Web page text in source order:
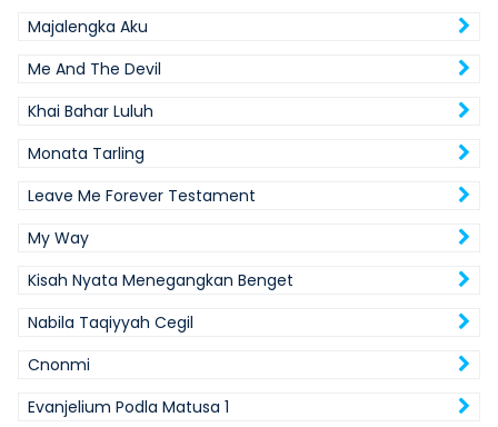
Majalengka Aku
Me And The Devil
Khai Bahar Luluh
Monata Tarling
Leave Me Forever Testament
My Way
Kisah Nyata Menegangkan Benget
Nabila Taqiyyah Cegil
Cnonmi
Evanjelium Podla Matusa 1